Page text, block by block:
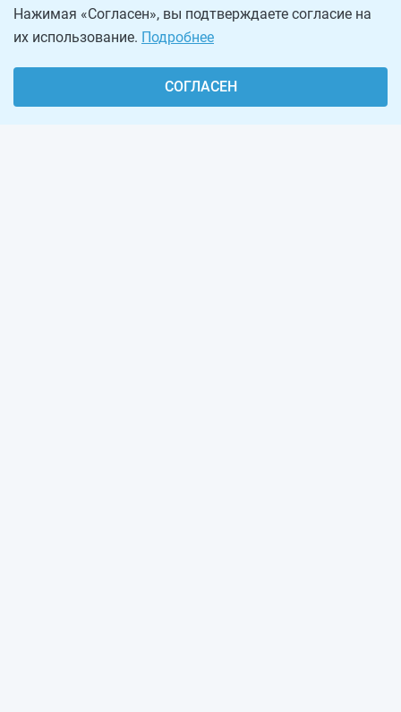
Нажимая «Согласен», вы подтверждаете согласие на
их использование. Подробнее
СОГЛАСЕН